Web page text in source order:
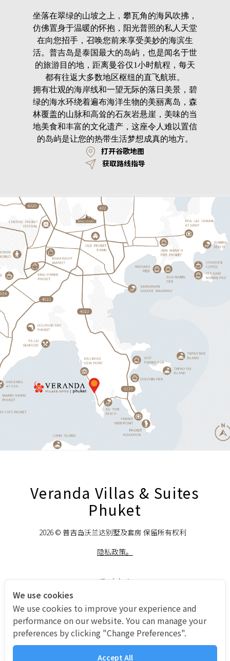
坐落在翠绿的山坡之上，攀瓦角的海风吹拂，
仿佛置身于温暖的怀抱，阳光普照的私人天堂
在向您招手，召唤您前来享受美妙的海滨生
活。普吉岛是泰国最大的岛屿，也是闻名于世
的旅游目的地，距离曼谷仅1小时航程，每天
都有往返大多数地区枢纽的直飞航班。
拥有壮观的海岸线和一望无际的落日美景，碧
绿的海水环绕着遍布海洋生物的美丽离岛，森
林覆盖的山脉和高耸的石灰岩悬崖，美味的当
地美食和丰富的文化遗产，这座令人难以置信
的岛屿是让您的热带生活梦想成真的地方。
打开谷歌地图
获取路线指导
Veranda Villas & Suites
Phuket
2026 © 普吉岛沃兰达别墅及套房 保留所有权利
隐私政策。
呼叫中心
+66 93 428 5554
We use cookies
We use cookies to improve your experience and
performance on our website. You can manage your
preferences by clicking "Change Preferences".
Accept All